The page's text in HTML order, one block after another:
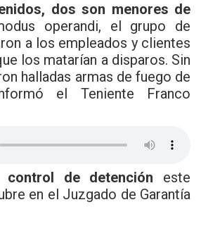
dos son menores de
operandi, el grupo de
a los empleados y clientes
los matarían a disparos. Sin
halladas armas de fuego de
el Teniente Franco
control de detención este
en el Juzgado de Garantía